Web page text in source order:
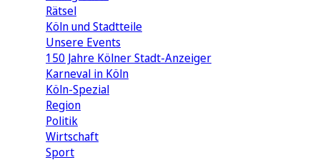
Rätsel
Köln und Stadtteile
Unsere Events
150 Jahre Kölner Stadt-Anzeiger
Karneval in Köln
Köln-Spezial
Region
Politik
Wirtschaft
Sport